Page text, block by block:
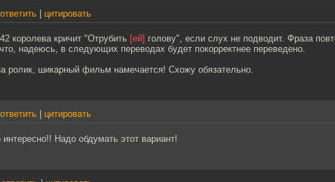
ответить цитировать
королева кричит "Отрубить [ей] голову", если слух не подводит. Фраза
надеюсь, в следующих переводах будет покорректнее переведено.
ролик, шикарный фильм намечается! Схожу обязательно.
ответить цитировать
Надо обдумать этот вариант!